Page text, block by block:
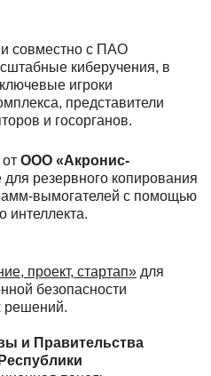
совместно с ПАО
киберучения, в
игроки
представители
и госорганов.
ООО «Акронис-
резервного копирования
вымогателей с помощью
интеллекта.
проект, стартап» для
безопасности
решений.
и Правительства